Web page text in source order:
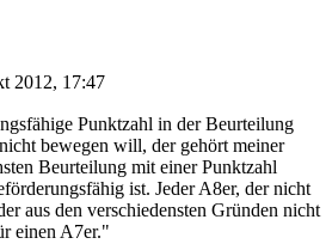
2012, 17:47
Punktzahl in der Beurteilung
bewegen will, der gehört meiner
Beurteilung mit einer Punktzahl
ist. Jeder A8er, der nicht
aus den verschiedensten Gründen nicht
einen A7er."